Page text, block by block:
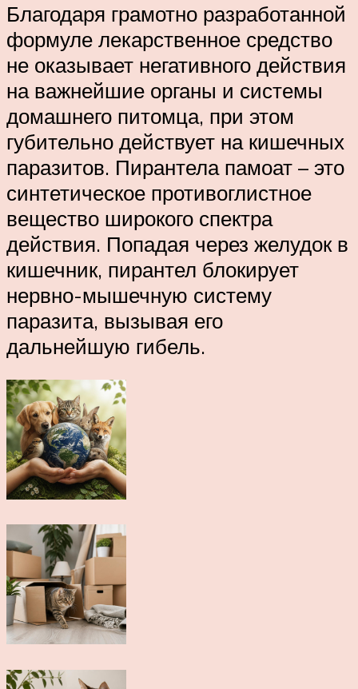
Благодаря грамотно разработанной
формуле лекарственное средство
не оказывает негативного действия
на важнейшие органы и системы
домашнего питомца, при этом
губительно действует на кишечных
паразитов. Пирантела памоат – это
синтетическое противоглистное
вещество широкого спектра
действия. Попадая через желудок в
кишечник, пирантел блокирует
нервно-мышечную систему
паразита, вызывая его
дальнейшую гибель.